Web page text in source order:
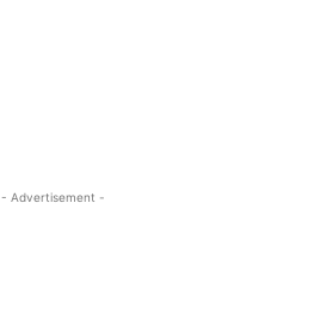
- Advertisement -